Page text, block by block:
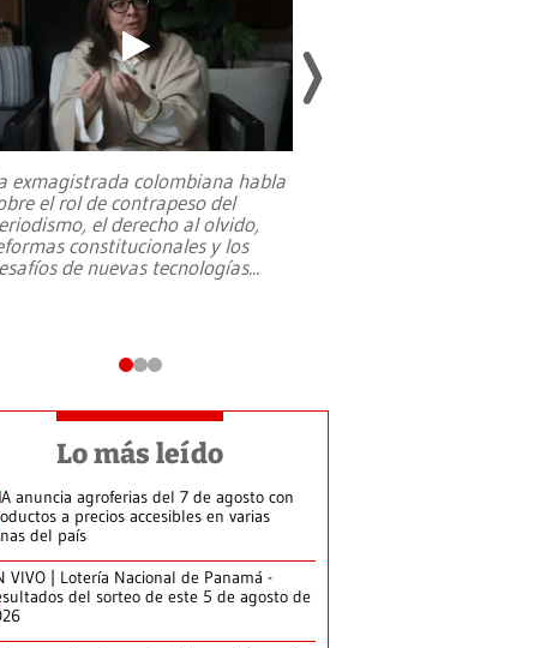
exmagistrada colombiana habla
el rol de contrapeso del
el derecho al olvido,
constitucionales y los
de nuevas tecnologías...
Lo más leído
anuncia agroferias del 7 de agosto con
a precios accesibles en varias
del país
VIVO | Lotería Nacional de Panamá -
del sorteo de este 5 de agosto de